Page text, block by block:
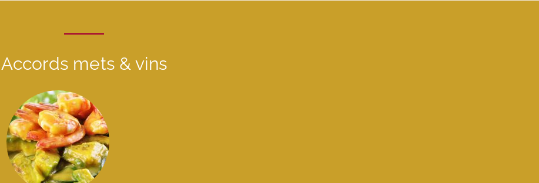
Accords mets & vins